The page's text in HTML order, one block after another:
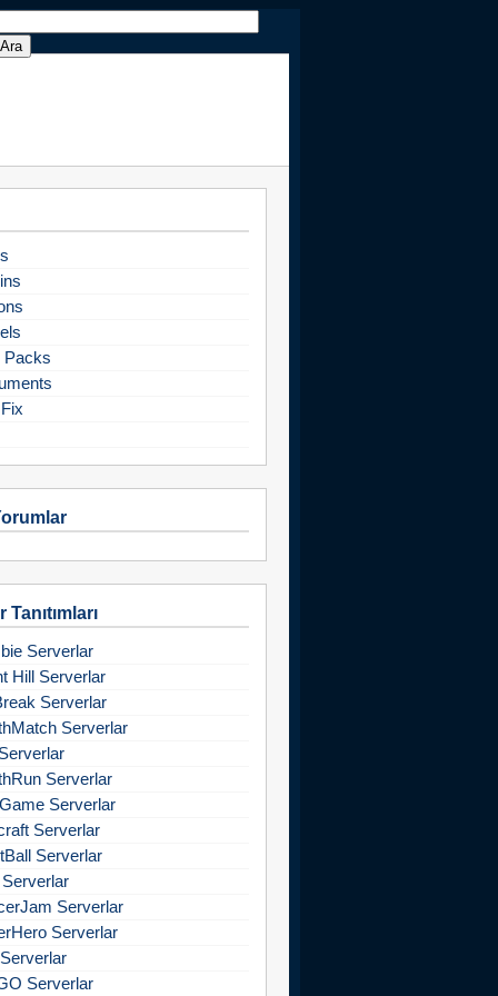
Packs
Tanıtımları
Serverlar
Hill Serverlar
Serverlar
Serverlar
Serverlar
Serverlar
Serverlar
Serverlar
Serverlar
Serverlar
Serverlar